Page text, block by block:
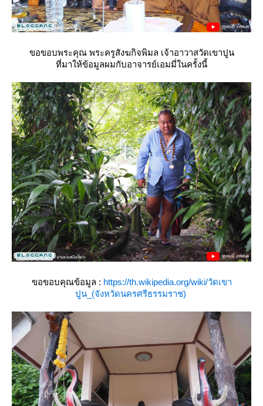
ขอขอบพระคุณ พระครูสังฆกิจพิมล เจ้าอาวาสวัดเขาปูน
ที่มาให้ข้อมูลผมกับอาจารย์เอมมี่ในครั้งนี้
ขอขอบคุณข้อมูล : https://th.wikipedia.org/wiki/วัดเขา
ปูน_(จังหวัดนครศรีธรรมราช)